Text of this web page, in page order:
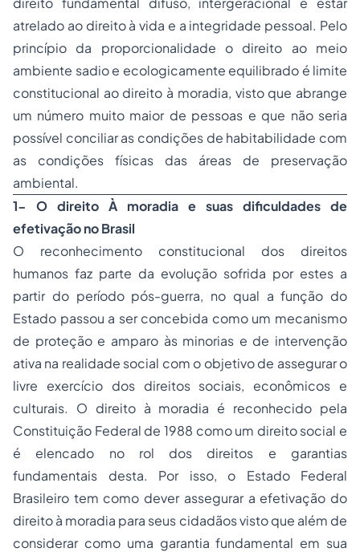
atrelado ao direito à vida e a integridade pessoal. Pelo
princípio da proporcionalidade o direito ao meio
ambiente sadio e ecologicamente equilibrado é limite
constitucional ao direito à moradia, visto que abrange
um número muito maior de pessoas e que não seria
possível conciliar as condições de habitabilidade com
as condições físicas das áreas de preservação
ambiental.
1- O direito À moradia e suas dificuldades de
efetivação no Brasil
O reconhecimento constitucional dos direitos
humanos faz parte da evolução sofrida por estes a
partir do período pós-guerra, no qual a função do
Estado passou a ser concebida como um mecanismo
de proteção e amparo às minorias e de intervenção
ativa na realidade social com o objetivo de assegurar o
livre exercício dos direitos sociais, econômicos e
culturais. O direito à moradia é reconhecido pela
Constituição Federal de 1988 como um direito social e
é elencado no rol dos direitos e garantias
fundamentais desta. Por isso, o Estado Federal
Brasileiro tem como dever assegurar a efetivação do
direito à moradia para seus cidadãos visto que além de
considerar como uma garantia fundamental em sua